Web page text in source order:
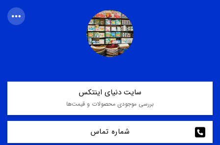
سایت دنیای اینتکس
بررسی موجودی محصولات و قیمت‌ها
شماره تماس